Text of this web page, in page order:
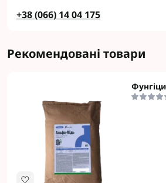
+38 (066) 14 04 175
Рекомендовані товари